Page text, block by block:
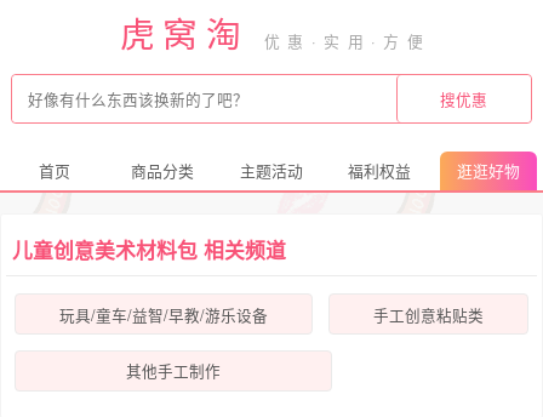
虎窝淘
首页 商品分类 主题活动 福利权益 逛逛好物
儿童创意美术材料包 相关频道
玩具/童车/益智/早教/游乐设备 手工创意粘贴类
其他手工制作